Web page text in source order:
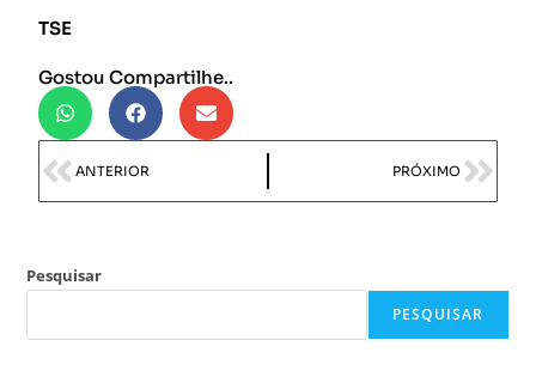
TSE
Gostou Compartilhe..
ANTERIOR PRÓXIMO
Pesquisar
PESQUISAR